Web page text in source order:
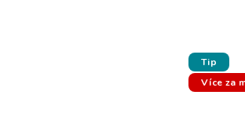
Tip
Více za